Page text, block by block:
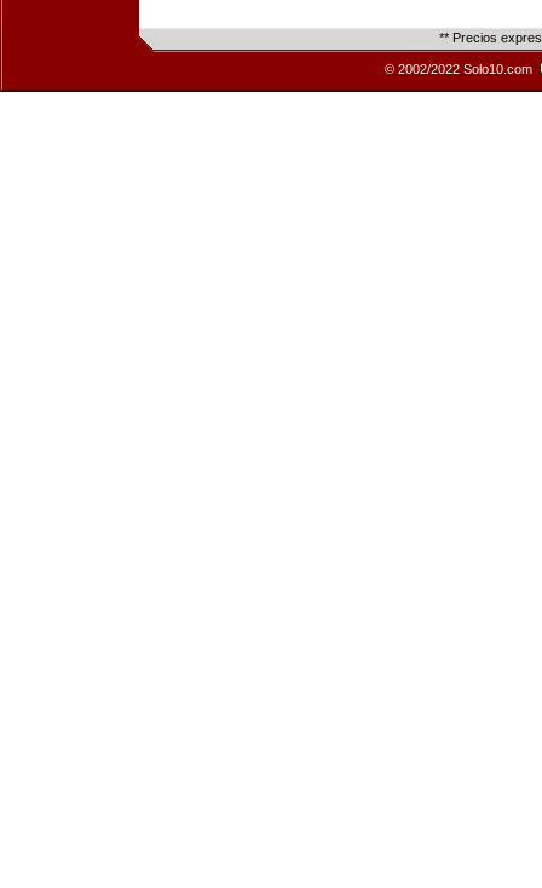
** Precios
© 2002/2022 Solo10.com